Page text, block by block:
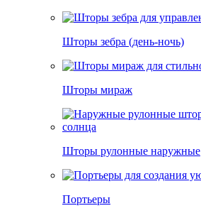
Шторы зебра (день-ночь)
Шторы мираж
Шторы рулонные наружные
Портьеры